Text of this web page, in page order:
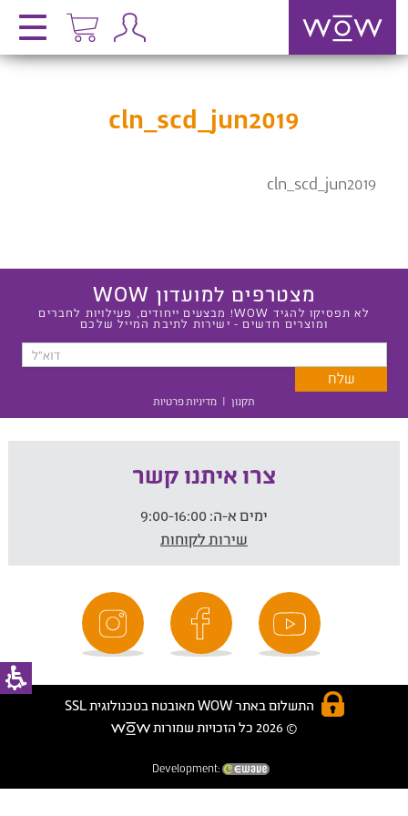
cln_scd_jun2019
cln_scd_jun2019
מצטרפים למועדון WOW
לא תפסיקו להגיד WOW! מבצעים ייחודים, פעילויות לחברים
ומוצרים חדשים - ישירות לתיבת המייל שלכם
תקנון | מדיניות פרטיות
צרו איתנו קשר
ימים א-ה:
שירות לקוחות
התשלום באתר WOW מאובטח בטכנולוגית SSL
© 2026 כל הזכויות שמורות
Development: